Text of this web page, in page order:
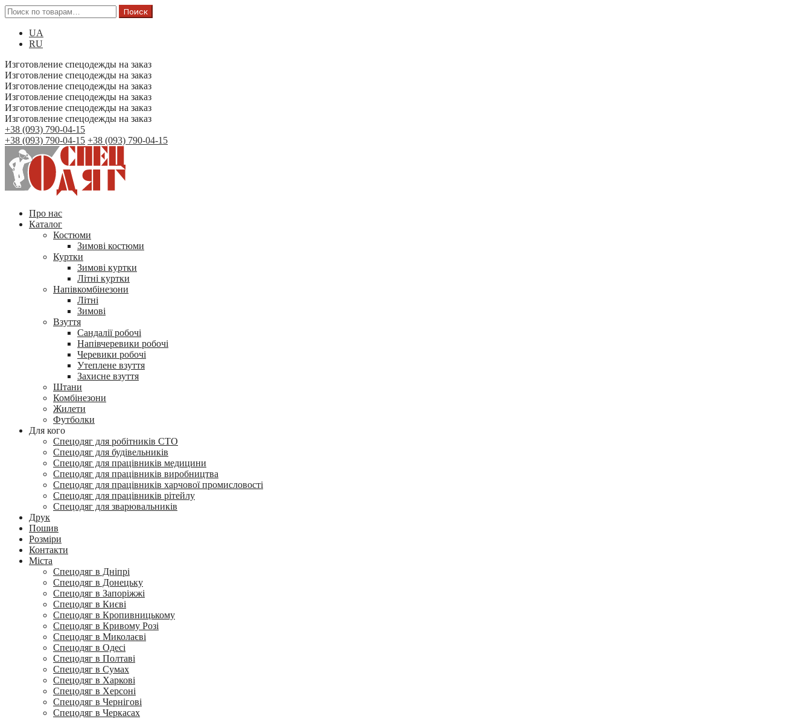
Поиск
UA
RU
Изготовление спецодежды на заказ
Изготовление спецодежды на заказ
Изготовление спецодежды на заказ
Изготовление спецодежды на заказ
Изготовление спецодежды на заказ
Изготовление спецодежды на заказ
+38 (093) 790-04-15
+38 (093) 790-04-15 +38 (093) 790-04-15
Про нас
Каталог
Костюми
Зимові костюми
Куртки
Зимові куртки
Літні куртки
Напівкомбінезони
Літні
Зимові
Взуття
Сандалії робочі
Напівчеревики робочі
Черевики робочі
Утеплене взуття
Захисне взуття
Штани
Комбінезони
Жилети
Футболки
Для кого
Спецодяг для робітників СТО
Спецодяг для будівельників
Спецодяг для працівників медицини
Спецодяг для працівників виробництва
Спецодяг для працівників харчової промисловості
Спецодяг для працівників рітейлу
Спецодяг для зварювальників
Друк
Пошив
Розміри
Контакти
Міста
Спецодяг в Дніпрі
Спецодяг в Донецьку
Спецодяг в Запоріжжі
Спецодяг в Києві
Спецодяг в Кропивницькому
Спецодяг в Кривому Розі
Спецодяг в Миколаєві
Спецодяг в Одесі
Спецодяг в Полтаві
Спецодяг в Сумах
Спецодяг в Харкові
Спецодяг в Херсоні
Спецодяг в Чернігові
Спецодяг в Черкасах